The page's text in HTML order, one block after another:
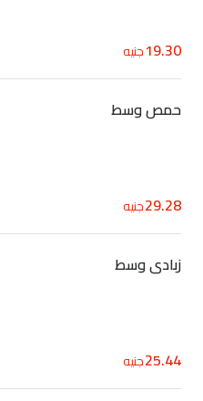
19.30جنيه
حمص وسط
29.28جنيه
زبادى وسط
25.44جنيه